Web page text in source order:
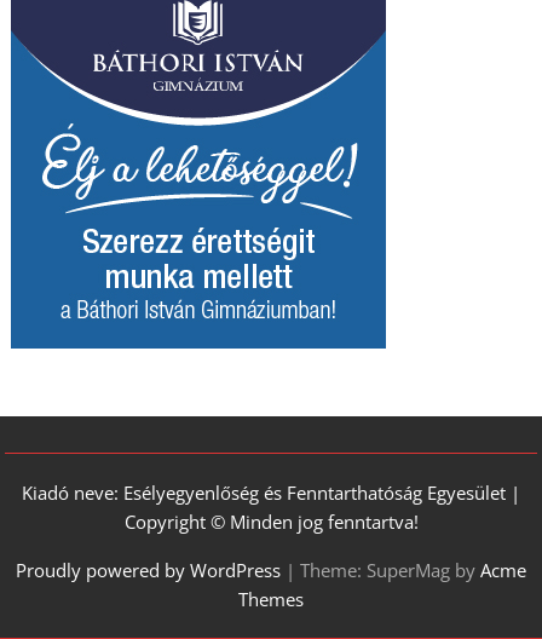
Kiadó neve: Esélyegyenlőség és Fenntarthatóság Egyesület |
Copyright © Minden jog fenntartva!
Proudly powered by WordPress | Theme: SuperMag by Acme
Themes